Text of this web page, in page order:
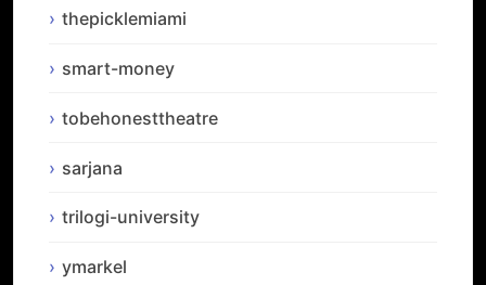
thepicklemiami
smart-money
tobehonesttheatre
sarjana
trilogi-university
ymarkel